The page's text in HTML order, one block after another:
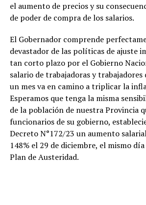
el aumento de precios y su
de poder de compra de los salarios.
El Gobernador comprende
devastador de las políticas de ajuste
tan corto plazo por el Gobierno
salario de trabajadoras y trabajadores
un mes va en camino a triplicar la
Esperamos que tenga la misma
de la población de nuestra Provincia
funcionarios de su gobierno,
Decreto N°172/23 un aumento
148% el 29 de diciembre, el mismo
Plan de Austeridad.